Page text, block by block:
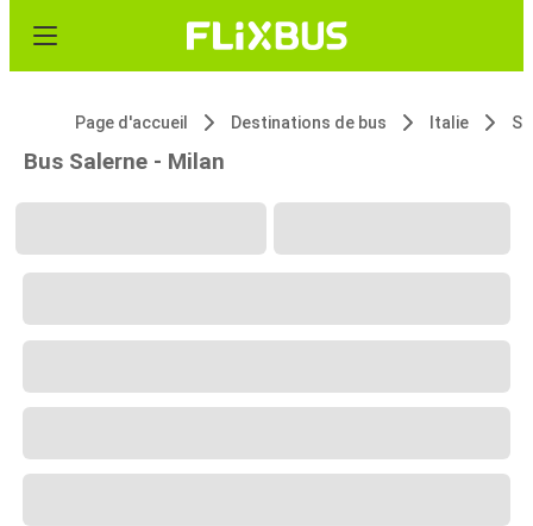
Page d'accueil Destinations de bus Italie
Bus Salerne - Milan